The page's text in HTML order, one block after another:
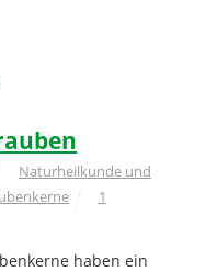
Naturheilkunde und
1
haben ein